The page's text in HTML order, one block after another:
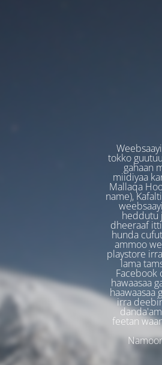
tokko
gahaan
miidiyaa
Mallaqa
name),
heddutu
dheeraaf
hunda
ammoo
playstore
lama
Facebook
hawaasaa
haawaasaa
irra
feetan